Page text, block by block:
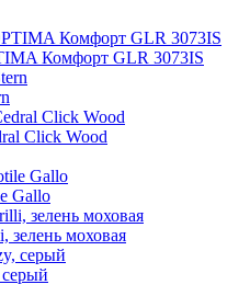
Комфорт GLR 3073IS
Click Wood
Gallo
зелень моховая
серый